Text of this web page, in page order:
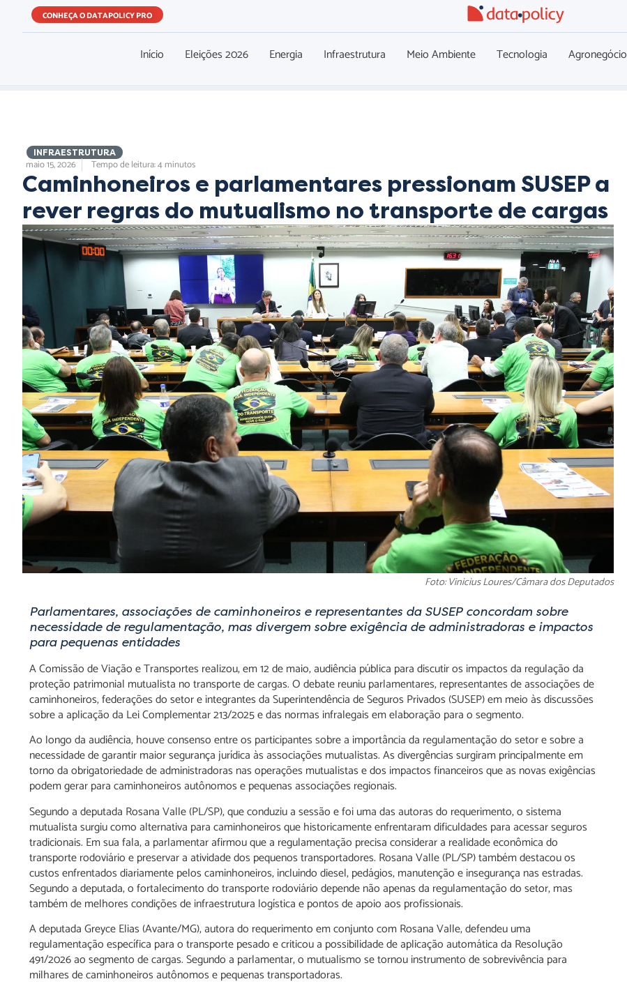
CONHEÇA O DATAPOLICY PRO
Início Eleições 2026 Energia Infraestrutura Meio Ambiente Tecnologia Agronegócio
INFRAESTRUTURA
maio 15, 2026 Tempo de leitura: 4 minutos
Caminhoneiros e parlamentares pressionam SUSEP a
rever regras do mutualismo no transporte de cargas
Foto: Vinicius Loures/Câmara dos Deputados
Parlamentares, associações de caminhoneiros e representantes da SUSEP concordam sobre
necessidade de regulamentação, mas divergem sobre exigência de administradoras e impactos
para pequenas entidades
A Comissão de Viação e Transportes realizou, em 12 de maio, audiência pública para discutir os impactos da regulação da
proteção patrimonial mutualista no transporte de cargas. O debate reuniu parlamentares, representantes de associações de
caminhoneiros, federações do setor e integrantes da Superintendência de Seguros Privados (SUSEP) em meio às discussões
sobre a aplicação da Lei Complementar 213/2025 e das normas infralegais em elaboração para o segmento.
Ao longo da audiência, houve consenso entre os participantes sobre a importância da regulamentação do setor e sobre a
necessidade de garantir maior segurança jurídica às associações mutualistas. As divergências surgiram principalmente em
torno da obrigatoriedade de administradoras nas operações mutualistas e dos impactos financeiros que as novas exigências
podem gerar para caminhoneiros autônomos e pequenas associações regionais.
Segundo a deputada Rosana Valle (PL/SP), que conduziu a sessão e foi uma das autoras do requerimento, o sistema
mutualista surgiu como alternativa para caminhoneiros que historicamente enfrentaram dificuldades para acessar seguros
tradicionais. Em sua fala, a parlamentar afirmou que a regulamentação precisa considerar a realidade econômica do
transporte rodoviário e preservar a atividade dos pequenos transportadores. Rosana Valle (PL/SP) também destacou os
custos enfrentados diariamente pelos caminhoneiros, incluindo diesel, pedágios, manutenção e insegurança nas estradas.
Segundo a deputada, o fortalecimento do transporte rodoviário depende não apenas da regulamentação do setor, mas
também de melhores condições de infraestrutura logística e pontos de apoio aos profissionais.
A deputada Greyce Elias (Avante/MG), autora do requerimento em conjunto com Rosana Valle, defendeu uma
regulamentação específica para o transporte pesado e criticou a possibilidade de aplicação automática da Resolução
491/2026 ao segmento de cargas. Segundo a parlamentar, o mutualismo se tornou instrumento de sobrevivência para
milhares de caminhoneiros autônomos e pequenas transportadoras.